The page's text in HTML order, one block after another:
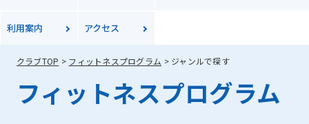
利用案内 アクセス
クラブTOP フィットネスプログラム ジャンルで探す
フィットネスプログラム